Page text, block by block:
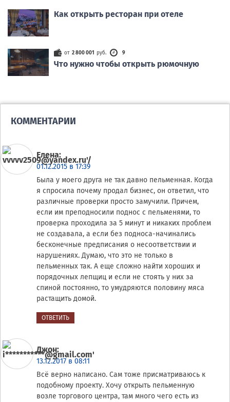
Как открыть ресторан при отеле
от 2 800 001 руб. 9
Что нужно чтобы открыть рюмочную
КОММЕНТАРИИ
Елена:
01.12.2015 в 17:39
Была у моего друга не так давно пельменная. Когда
я спросила почему продал бизнес, он ответил, что
различные проверки просто замучили. Причем,
если им преподносили поднос с пельменями, то
проверка проходила за 5 минут и никаких проблем
не создавала, а если без подноса-начинались
бесконечные предписания о несоответствии и
нарушениях. Думаю, что это не только в
пельменных так. А еще сложно найти хороших и
порядочных лепщиц и если не стоять у них за
спиной постоянно, то умудряются половину мяса
растащить домой.
ОТВЕТИТЬ
Джон:
13.12.2017 в 08:11
Всё верно написано. Сам тоже присматриваюсь к
подобному проекту. Хочу открыть пельменную
возле торгового центра, там много чего есть из